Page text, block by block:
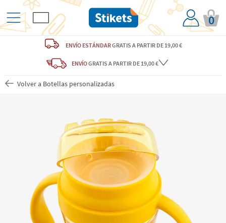
0
ENVÍO ESTÁNDARGRATIS A PARTIR DE 19,00 €
ENVÍOGRATIS A PARTIR DE 19,00 €
Volver a Botellas personalizadas